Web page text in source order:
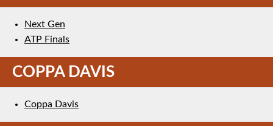
Next Gen
ATP Finals
COPPA DAVIS
Coppa Davis